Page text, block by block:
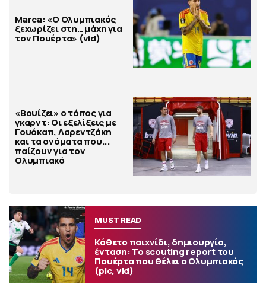
Marca: «Ο Ολυμπιακός
ξεχωρίζει στη… μάχη για
τον Πουέρτα» (vid)
«Βουίζει» ο τόπος για
γκαρντ: Οι εξελίξεις με
Γουόκαπ, Λαρεντζάκη
και τα ονόματα που...
παίζουν για τον
Ολυμπιακό
MUST READ
Κάθετο παιχνίδι, δημιουργία,
ένταση: Το scouting report του
Πουέρτα που θέλει ο Ολυμπιακός
(pic, vid)